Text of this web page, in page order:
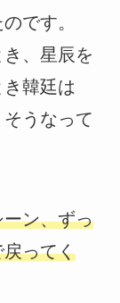
です。
き、星辰を
韓廷は
そうなって
ン、ずっ
ってく